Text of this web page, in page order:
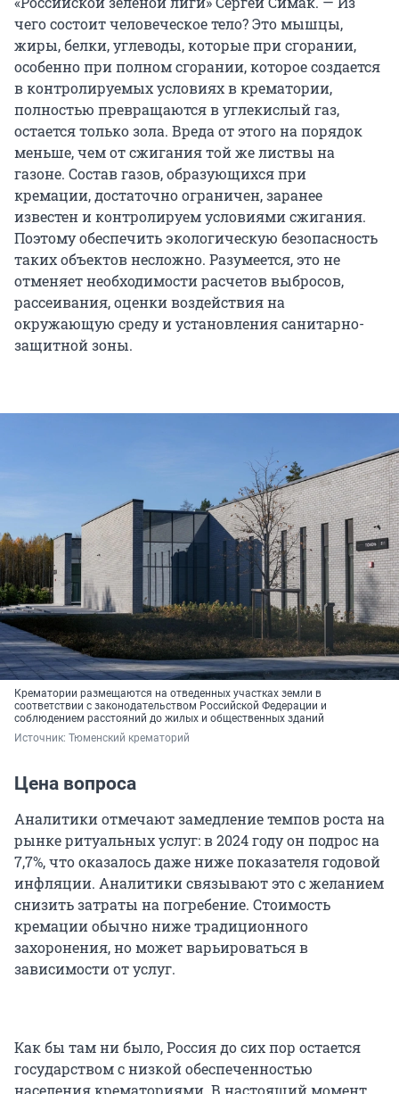
чего состоит человеческое тело? Это мышцы,
жиры, белки, углеводы, которые при сгорании,
особенно при полном сгорании, которое создается
в контролируемых условиях в крематории,
полностью превращаются в углекислый газ,
остается только зола. Вреда от этого на порядок
меньше, чем от сжигания той же листвы на
газоне. Состав газов, образующихся при
кремации, достаточно ограничен, заранее
известен и контролируем условиями сжигания.
Поэтому обеспечить экологическую безопасность
таких объектов несложно. Разумеется, это не
отменяет необходимости расчетов выбросов,
рассеивания, оценки воздействия на
окружающую среду и установления санитарно-
защитной зоны.
Крематории размещаются на отведенных участках земли в
соответствии с законодательством Российской Федерации и
соблюдением расстояний до жилых и общественных зданий
Источник: Тюменский крематорий
Цена вопроса
Аналитики отмечают замедление темпов роста на
рынке ритуальных услуг: в 2024 году он подрос на
7,7%, что оказалось даже ниже показателя годовой
инфляции. Аналитики связывают это с желанием
снизить затраты на погребение. Стоимость
кремации обычно ниже традиционного
захоронения, но может варьироваться в
зависимости от услуг.
Как бы там ни было, Россия до сих пор остается
государством с низкой обеспеченностью